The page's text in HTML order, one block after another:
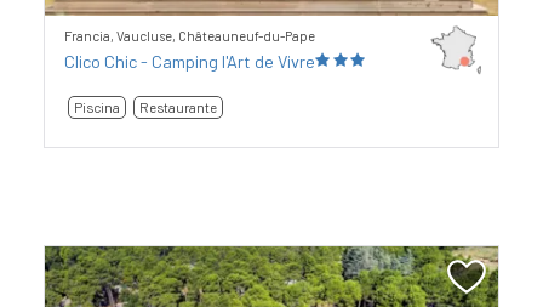
Francia, Vaucluse, Châteauneuf-du-Pape
Clico Chic - Camping l'Art de Vivre
Piscina Restaurante